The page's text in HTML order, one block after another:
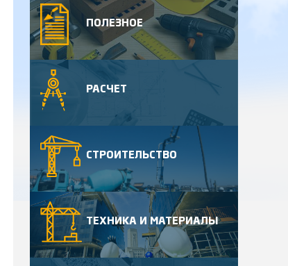
ПОЛЕЗНОЕ
РАСЧЕТ
СТРОИТЕЛЬСТВО
ТЕХНИКА И МАТЕРИАЛЫ